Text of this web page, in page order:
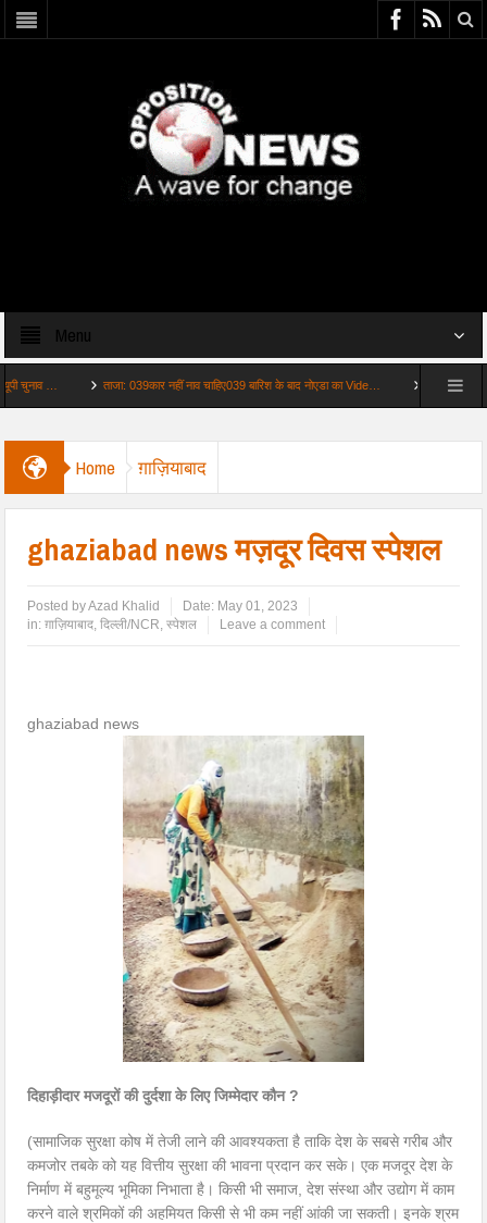
Menu
ताजा: 039कार नहीं नाव चाहिए039 बारिश के बाद नोएडा का Vide… अहम: कांवड़ यात्रा में
Home ग़ाज़ियाबाद
ghaziabad news मज़दूर दिवस स्पेशल
Posted byAzad Khalid Date: May 01, 2023
in:ग़ाज़ियाबाद,दिल्ली/NCR,स्पेशल Leave a comment
ghaziabad news
दिहाड़ीदार मजदूरों की दुर्दशा के लिए जिम्मेदार कौन ?
(सामाजिक सुरक्षा कोष में तेजी लाने की आवश्यकता है ताकि देश के सबसे गरीब और
कमजोर तबके को यह वित्तीय सुरक्षा की भावना प्रदान कर सके। एक मजदूर देश के
निर्माण में बहुमूल्य भूमिका निभाता है। किसी भी समाज, देश संस्था और उद्योग में काम
करने वाले श्रमिकों की अहमियत किसी से भी कम नहीं आंकी जा सकती। इनके श्रम